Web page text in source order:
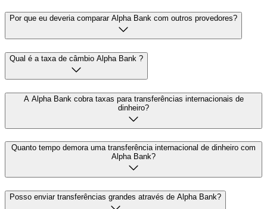
Por que eu deveria comparar Alpha Bank com outros provedores?
Qual é a taxa de câmbio Alpha Bank ?
A Alpha Bank cobra taxas para transferências internacionais de
dinheiro?
Quanto tempo demora uma transferência internacional de dinheiro com
Alpha Bank?
Posso enviar transferências grandes através de Alpha Bank?